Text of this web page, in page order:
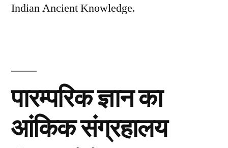
Indian Ancient Knowledge.
पारम्परिक ज्ञान का
आंकिक संग्रहालय